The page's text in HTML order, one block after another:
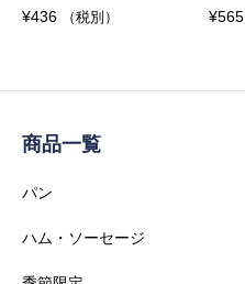
¥436 （税別）
¥565
商品一覧
パン
ハム・ソーセージ